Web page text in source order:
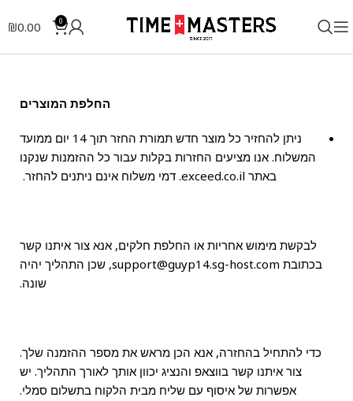
0
₪0.00
החלפת המוצרים
ניתן להחזיר כל מוצר חדש תמורת החזר תוך 14 יום ממועד
המשלוח. אנו מציעים החזרות בקלות עבור כל ההזמנות שנקנו
באתר exceed.co.il. דמי משלוח אינם ניתנים להחזר.
לבקשת מימוש אחריות או החלפת חלקים, אנא צור איתנו קשר
בכתובת support@guyp14.sg-host.com, שכן התהליך יהיה
שונה.
כדי להתחיל בהחזרה, אנא הכן מראש את מספר ההזמנה שלך.
צור איתנו קשר בווצאפ והנציג יכוון אותך לאורך התהליך. יש
אפשרות של איסוף עם שליח מבית הלקוח בתשלום סמלי.